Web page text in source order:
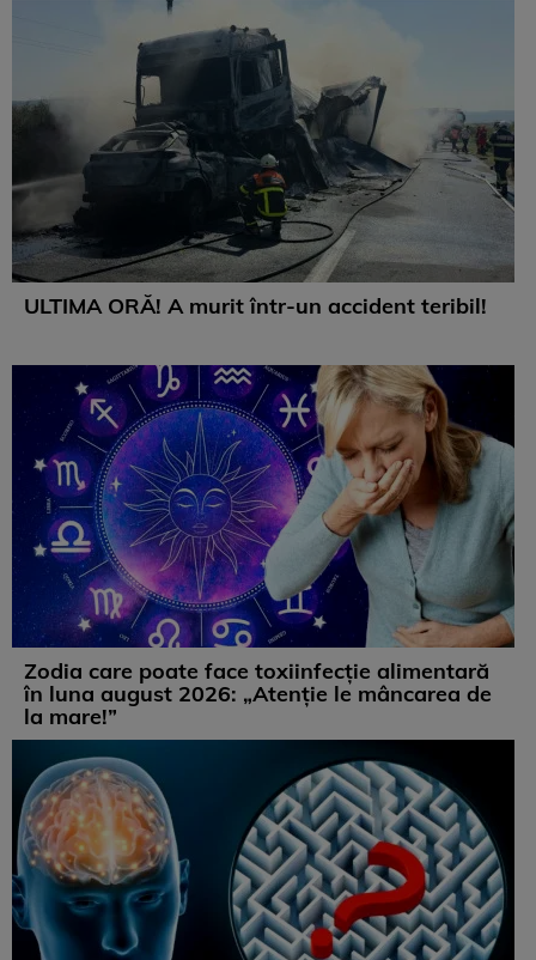
ULTIMA ORĂ! A murit într-un accident teribil!
Zodia care poate face toxiinfecție alimentară
în luna august 2026: „Atenție le mâncarea de
la mare!”